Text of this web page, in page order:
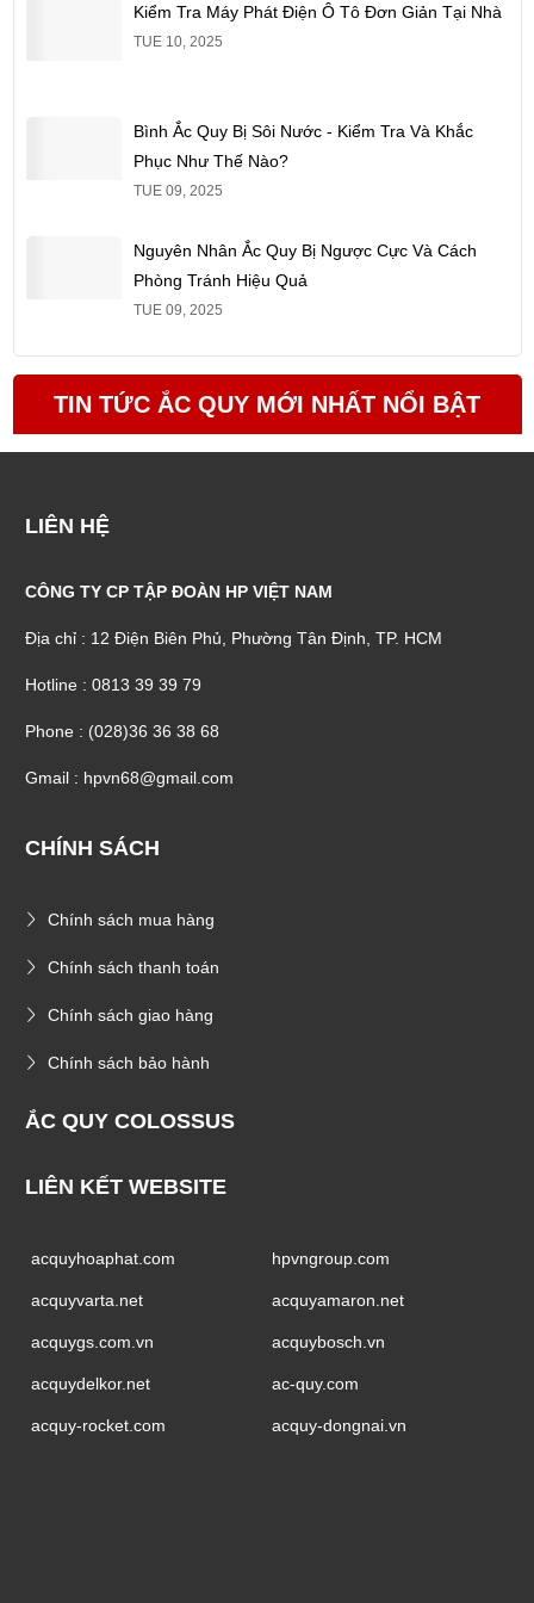
Kiểm Tra Máy Phát Điện Ô Tô Đơn Giản Tại Nhà
TUE 10, 2025
Bình Ắc Quy Bị Sôi Nước - Kiểm Tra Và Khắc
Phục Như Thế Nào?
TUE 09, 2025
Nguyên Nhân Ắc Quy Bị Ngược Cực Và Cách
Phòng Tránh Hiệu Quả
TUE 09, 2025
TIN TỨC ẮC QUY MỚI NHẤT NỔI BẬT
LIÊN HỆ
CÔNG TY CP TẬP ĐOÀN HP VIỆT NAM
Địa chỉ : 12 Điện Biên Phủ, Phường Tân Định, TP. HCM
Hotline : 0813 39 39 79
Phone : (028)36 36 38 68
Gmail : hpvn68@gmail.com
CHÍNH SÁCH
Chính sách mua hàng
Chính sách thanh toán
Chính sách giao hàng
Chính sách bảo hành
ẮC QUY COLOSSUS
LIÊN KẾT WEBSITE
acquyhoaphat.com hpvngroup.com
acquyvarta.net acquyamaron.net
acquygs.com.vn acquybosch.vn
acquydelkor.net ac-quy.com
acquy-rocket.com acquy-dongnai.vn